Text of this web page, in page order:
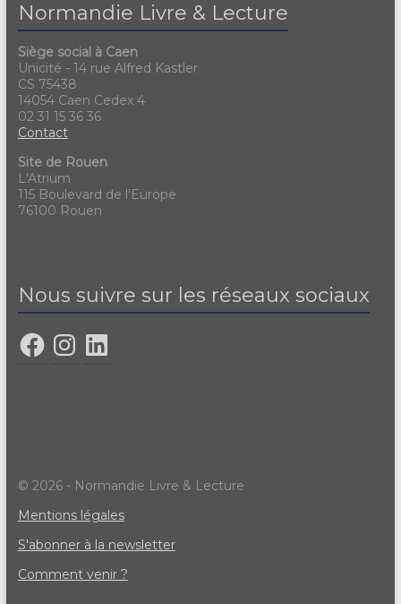
Normandie Livre & Lecture
Siège social à Caen
Unicité - 14 rue Alfred Kastler
CS 75438
14054 Caen Cedex 4
02 31 15 36 36
Contact
Site de Rouen
L'Atrium
115 Boulevard de l'Europe
76100 Rouen
Nous suivre sur les réseaux sociaux
© 2026 - Normandie Livre & Lecture
Mentions légales
S'abonner à la newsletter
Comment venir ?